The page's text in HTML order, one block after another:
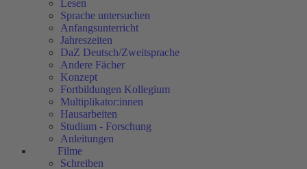
Lesen
Sprache untersuchen
Anfangsunterricht
Jahreszeiten
DaZ Deutsch/Zweitsprache
Andere Fächer
Konzept
Fortbildungen Kollegium
Multiplikator:innen
Hausarbeiten
Studium - Forschung
Anleitungen
Filme
Schreiben